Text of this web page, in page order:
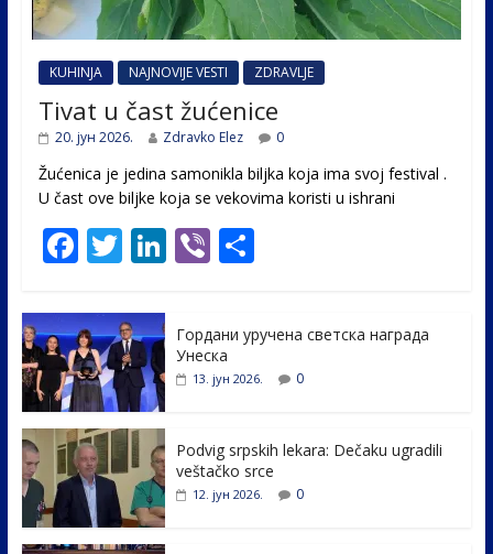
KUHINJA NAJNOVIJE VESTI ZDRAVLJE
Tivat u čast žućenice
20. јун 2026. Zdravko Elez 0
Žućenica je jedina samonikla biljka koja ima svoj festival .
U čast ovе biljke koja se vekovima koristi u ishrani
F
e
b
o
o
k
T
itt
er
Li
e
dI
Vi S
e
Гордани уручена светска награда
Унеска
13. јун 2026. 0
Podvig srpskih lekara: Dečaku ugradili
veštačko srce
12. јун 2026. 0